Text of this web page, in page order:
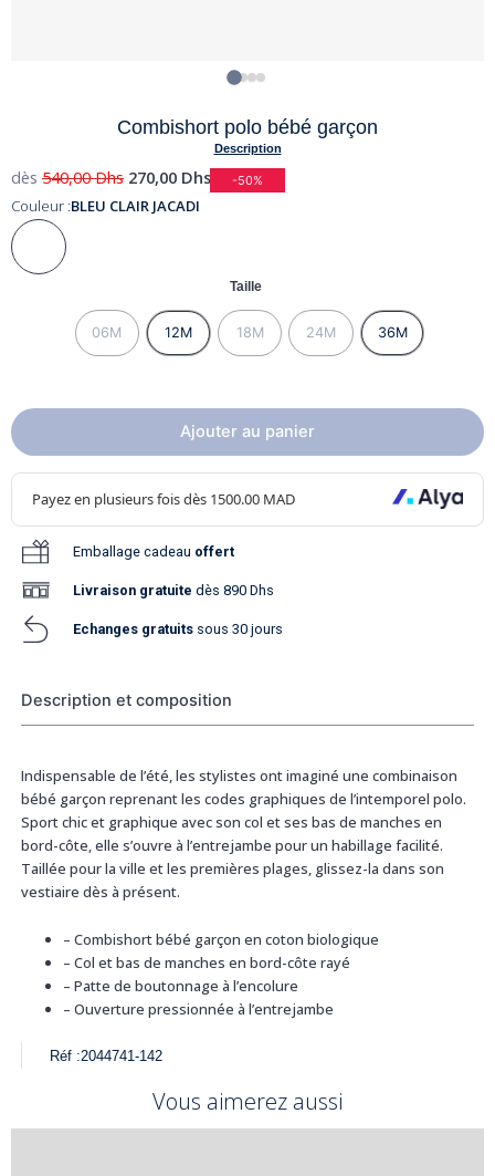
Combishort polo bébé garçon
Description
dès 540,00Dhs 270,00 Dhs -50%
Couleur :BLEU CLAIR JACADI
Taille
06M 12M 18M 24M 36M
Ajouter au panier
Emballage cadeau offert
Livraison gratuite dès 890 Dhs
Echanges gratuits sous 30 jours
Description et composition
Indispensable de l’été, les stylistes ont imaginé une combinaison
bébé garçon reprenant les codes graphiques de l’intemporel polo.
Sport chic et graphique avec son col et ses bas de manches en
bord-côte, elle s’ouvre à l’entrejambe pour un habillage facilité.
Taillée pour la ville et les premières plages, glissez-la dans son
vestiaire dès à présent.
– Combishort bébé garçon en coton biologique
– Col et bas de manches en bord-côte rayé
– Patte de boutonnage à l’encolure
– Ouverture pressionnée à l’entrejambe
Réf :2044741-142
Vous aimerez aussi